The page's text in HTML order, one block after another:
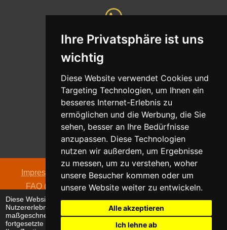
Diese Website verwendet Cookies, um Ihr
Nutzererlebnis zu verbessern und
maßgeschneiderte Anzeigen anzuzeigen. Die
fortgesetzte Nutzung dieser Website bestätigt
Ihre Privatsphäre ist uns
wichtig
Diese Website verwendet Cookies und
Targeting Technologien, um Ihnen ein
besseres Internet-Erlebnis zu
ermöglichen und die Werbung, die Sie
sehen, besser an Ihre Bedürfnisse
anzupassen. Diese Technologien
nutzen wir außerdem, um Ergebnisse
zu messen, um zu verstehen, woher
unsere Besucher kommen oder um
unsere Website weiter zu entwickeln.
Alle akzeptieren
Ich lehne ab
Whatsapp
Nachricht senden
Adresse
Oldentruper Straße 104
33604 Bielefeld
Impressum |Datenschutzerklärung|AGB|Kontakt
FAQ (häufig gestellte Fragen)|Hinweispflicht zur
Batterieentsorgung
© 2026 alpha electronic